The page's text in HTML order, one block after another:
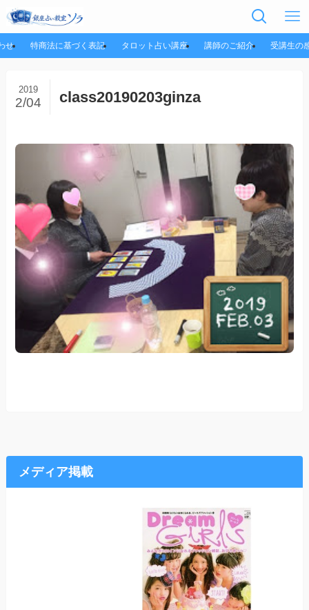
せ 特商法に基づく表記 タロット占い講座 講師のご紹介 受講生の
class20190203ginza
2019
2/04
メディア掲載